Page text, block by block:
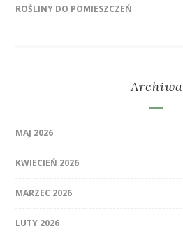
ROŚLINY DO POMIESZCZEŃ
Archiwa
MAJ 2026
KWIECIEŃ 2026
MARZEC 2026
LUTY 2026